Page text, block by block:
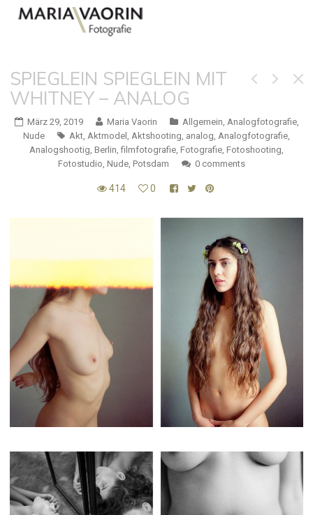
SPIEGLEIN SPIEGLEIN MIT
WHITNEY – ANALOG
März 29, 2019 Maria Vaorin Allgemein Analogfotografie,
Nude
Akt Aktmodel Aktshooting analog Analogfotografie
Analogshootig Berlin ,filmfotografie Fotografie Fotoshooting
Fotostudio Nude, Potsdam 0 comments
414 0